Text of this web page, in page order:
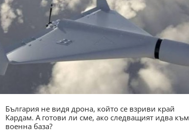
България не видя дрона, който се взриви край
Кардам. А готови ли сме, ако следващият идва към
военна база?